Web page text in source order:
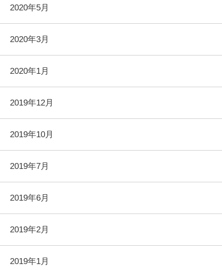
2020年5月
2020年3月
2020年1月
2019年12月
2019年10月
2019年7月
2019年6月
2019年2月
2019年1月